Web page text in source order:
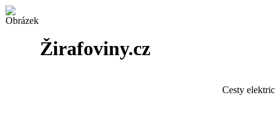
Žirafoviny.cz
Cesty